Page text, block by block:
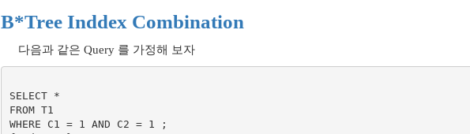
B*Tree Inddex Combination
다음과 같은 Query 를 가정해 보자
SELECT *
FROM T1
WHERE C1 = 1 AND C2 = 1 ;